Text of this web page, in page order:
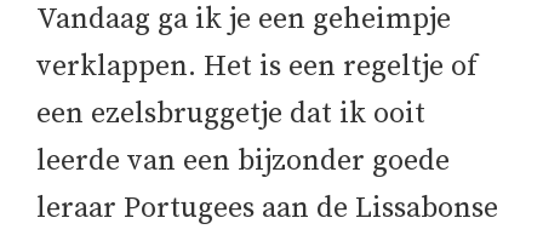
Vandaag ga ik je een geheimpje
verklappen. Het is een regeltje of
een ezelsbruggetje dat ik ooit
leerde van een bijzonder goede
leraar Portugees aan de Lissabonse